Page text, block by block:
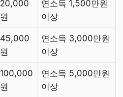
20,000
원
연소득 1,500만원
이상
45,000
원
연소득 3,000만원
이상
100,000
원
연소득 5,000만원
이상